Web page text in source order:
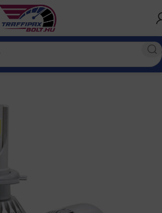
Normál izzóból LED izzó